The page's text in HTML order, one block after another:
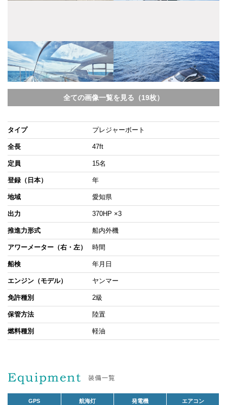
全ての画像一覧を見る（19枚）
タイプ プレジャーボート
全長 47ft
定員 15名
登録（日本） 年
地域 愛知県
出力 370HP ×3
推進力形式 船内外機
アワーメーター（右・左） 時間
船検 年月日
エンジン（モデル） ヤンマー
免許種別 2級
保管方法 陸置
燃料種別 軽油
GPS 航海灯 発電機 エアコン